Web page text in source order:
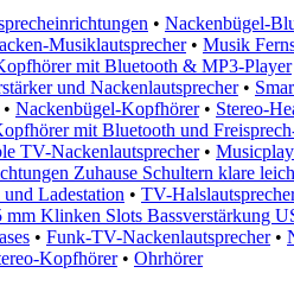
• Nackenbügel-
Musiklautsprecher• Musik
mit Bluetooth & MP3-Player
und Nackenlautsprecher•
• Nackenbügel-Kopfhörer• Stereo-
mit Bluetooth und
TV-Nackenlautsprecher•
Zuhause Schultern klare
Ladestation • TV-
mm Klinken Slots Bassverstärkung
• Funk-TV-Nackenlautsprecher•
Kopfhörer• Ohrhörer